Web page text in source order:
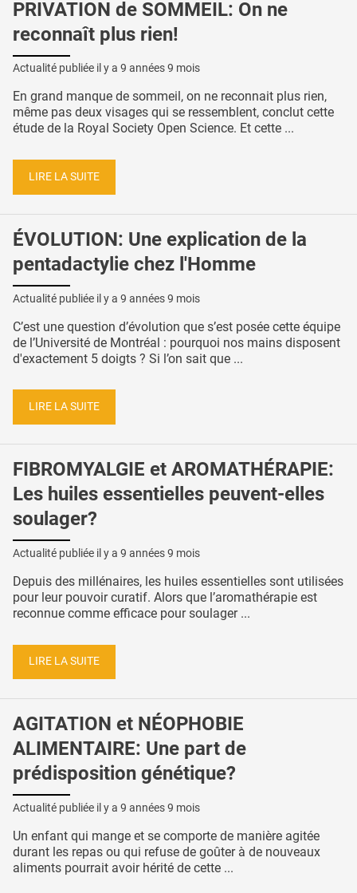
PRIVATION de SOMMEIL: On ne
reconnaît plus rien!
Actualité publiée il y a 9 années 9 mois
En grand manque de sommeil, on ne reconnait plus rien,
même pas deux visages qui se ressemblent, conclut cette
étude de la Royal Society Open Science. Et cette ...
LIRE LA SUITE
ÉVOLUTION: Une explication de la
pentadactylie chez l'Homme
Actualité publiée il y a 9 années 9 mois
C’est une question d’évolution que s’est posée cette équipe
de l’Université de Montréal : pourquoi nos mains disposent
d'exactement 5 doigts ? Si l’on sait que ...
LIRE LA SUITE
FIBROMYALGIE et AROMATHÉRAPIE:
Les huiles essentielles peuvent-elles
soulager?
Actualité publiée il y a 9 années 9 mois
Depuis des millénaires, les huiles essentielles sont utilisées
pour leur pouvoir curatif. Alors que l’aromathérapie est
reconnue comme efficace pour soulager ...
LIRE LA SUITE
AGITATION et NÉOPHOBIE
ALIMENTAIRE: Une part de
prédisposition génétique?
Actualité publiée il y a 9 années 9 mois
Un enfant qui mange et se comporte de manière agitée
durant les repas ou qui refuse de goûter à de nouveaux
aliments pourrait avoir hérité de cette ...